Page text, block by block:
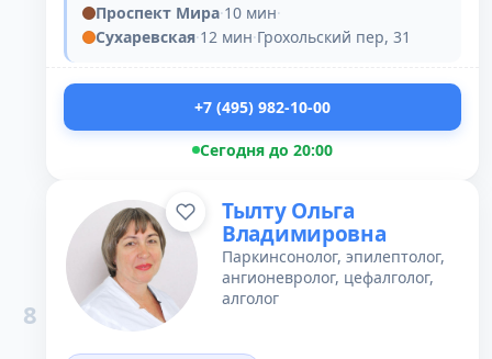
Проспект Мира·10 мин·
Сухаревская·12 мин·Грохольский пер, 31
+7 (495) 982-10-00
Сегодня до 20:00
8
Тылту Ольга
Владимировна
Паркинсонолог, эпилептолог,
ангионевролог, цефалголог,
алголог